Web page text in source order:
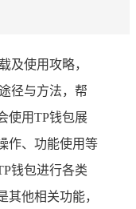
及使用攻略，
径与方法，帮
使用TP钱包展
作、功能使用等
钱包进行各类
其他相关功能，